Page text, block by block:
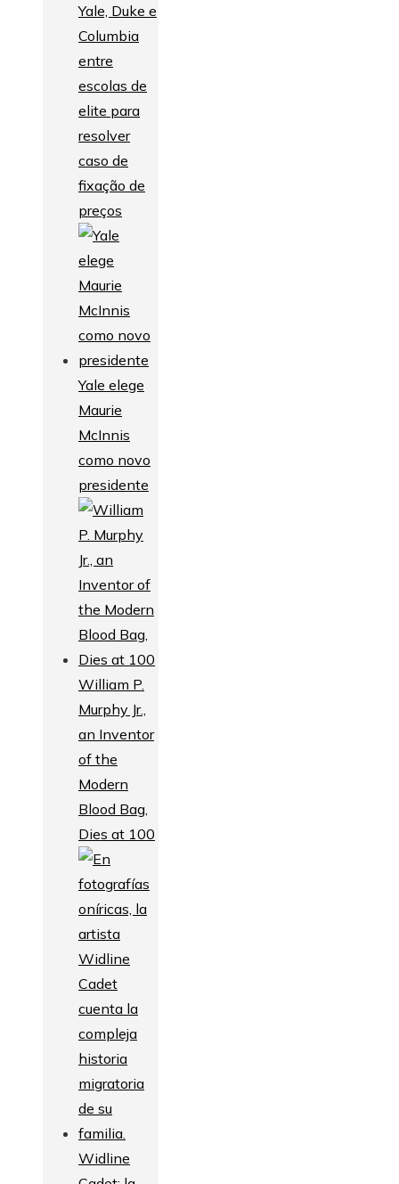
Yale, Duke e
Columbia
entre
escolas de
elite para
resolver
caso de
fixação de
preços
Yale elege
Maurie
McInnis
como novo
presidente
William P.
Murphy Jr.,
an Inventor
of the
Modern
Blood Bag,
Dies at 100
Widline